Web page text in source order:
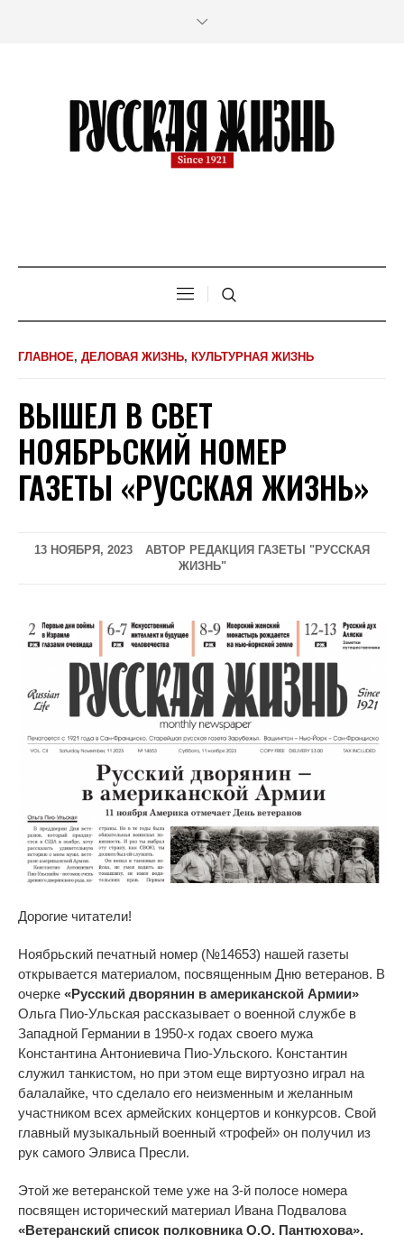
ГЛАВНОЕ, ДЕЛОВАЯ ЖИЗНЬ, КУЛЬТУРНАЯ ЖИЗНЬ
ВЫШЕЛ В СВЕТ
НОЯБРЬСКИЙ НОМЕР
ГАЗЕТЫ «РУССКАЯ ЖИЗНЬ»
13 НОЯБРЯ, 2023
АВТОР РЕДАКЦИЯ ГАЗЕТЫ "РУССКАЯ
ЖИЗНЬ"
Дорогие читатели!
Ноябрьский печатный номер (№14653) нашей газеты
открывается материалом, посвященным Дню ветеранов. В
очерке «Русский дворянин в американской Армии»
Ольга Пио-Ульская рассказывает о военной службе в
Западной Германии в 1950-х годах своего мужа
Константина Антониевича Пио-Ульского. Константин
служил танкистом, но при этом еще виртуозно играл на
балалайке, что сделало его неизменным и желанным
участником всех армейских концертов и конкурсов. Свой
главный музыкальный военный «трофей» он получил из
рук самого Элвиса Пресли.
Этой же ветеранской теме уже на 3-й полосе номера
посвящен исторический материал Ивана Подвалова
«Ветеранский список полковника О.О. Пантюхова».